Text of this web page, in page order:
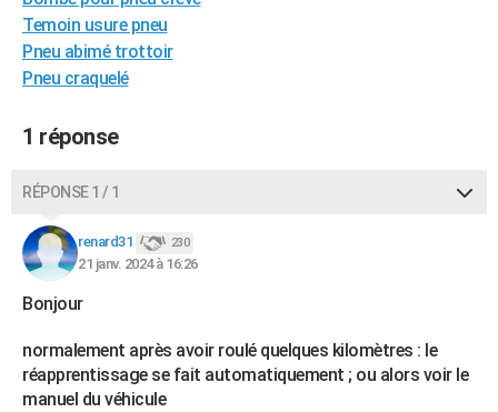
Destinations
City break
Voyage nature
Voyage de noces
Forum
Climat
+PHOTO
GUIDES D'ACHAT
Carte de Noël
Carte Bonne année
Carte Saint-Valentin
Carte Pâques
Carte d'anniversaire
Dictionnaire
Biographies
Citations
Expressions
Proverbes
PROGRAMME TV
COPAINS D'AVANT
AVIS DE DÉCÈS
FORUM
Temoin usure pneu
Pneu abimé trottoir
Pneu craquelé
1 réponse
RÉPONSE 1 / 1
renard31 230
21 janv. 2024 à 16:26
Bonjour
normalement après avoir roulé quelques kilomètres : le
réapprentissage se fait automatiquement ; ou alors voir le
manuel du véhicule